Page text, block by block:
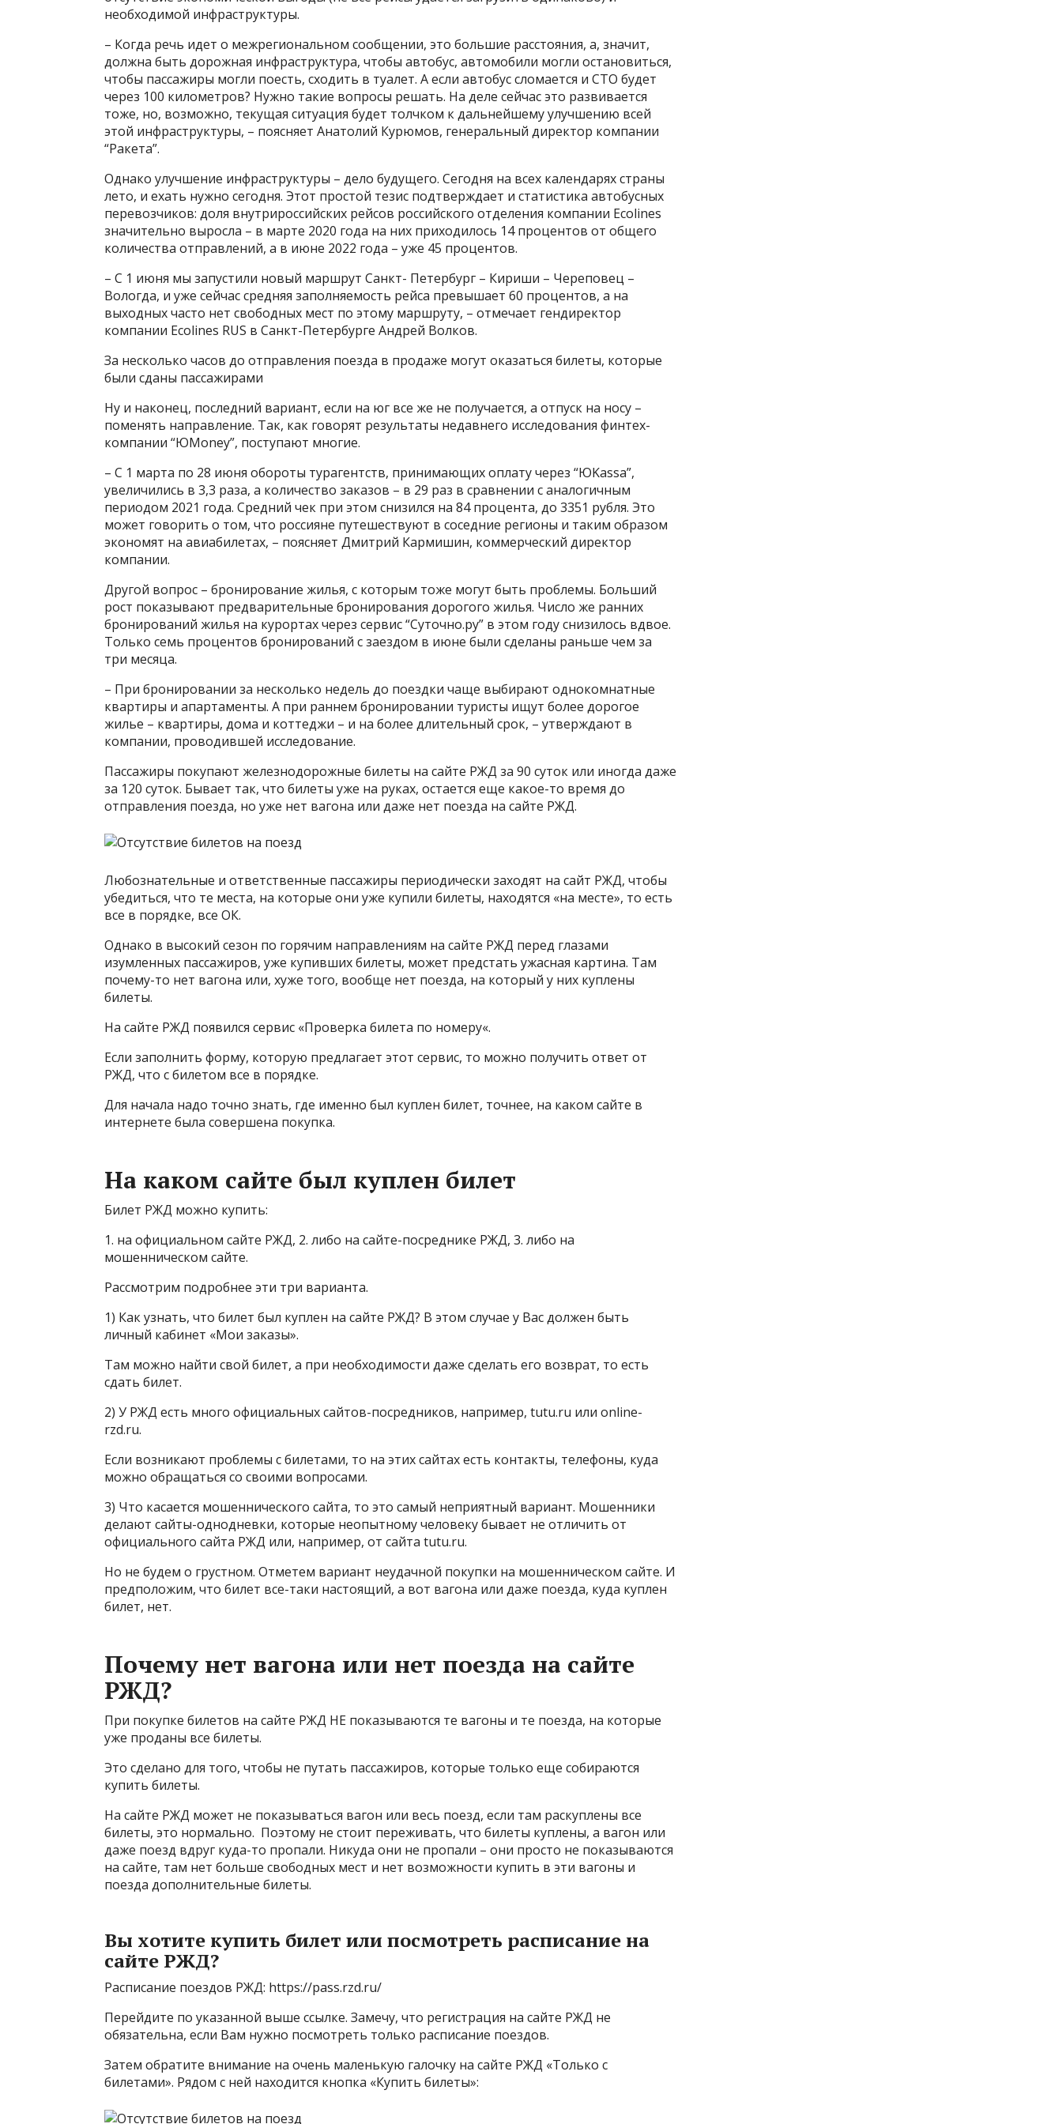
необходимой инфраструктуры.
– Когда речь идет о межрегиональном сообщении, это большие расстояния, а, значит,
должна быть дорожная инфраструктура, чтобы автобус, автомобили могли остановиться,
чтобы пассажиры могли поесть, сходить в туалет. А если автобус сломается и СТО будет
через 100 километров? Нужно такие вопросы решать. На деле сейчас это развивается
тоже, но, возможно, текущая ситуация будет толчком к дальнейшему улучшению всей
этой инфраструктуры, – поясняет Анатолий Курюмов, генеральный директор компании
“Ракета”.
Однако улучшение инфраструктуры – дело будущего. Сегодня на всех календарях страны
лето, и ехать нужно сегодня. Этот простой тезис подтверждает и статистика автобусных
перевозчиков: доля внутрироссийских рейсов российского отделения компании Ecolines
значительно выросла – в марте 2020 года на них приходилось 14 процентов от общего
количества отправлений, а в июне 2022 года – уже 45 процентов.
– С 1 июня мы запустили новый маршрут Санкт- Петербург – Кириши – Череповец –
Вологда, и уже сейчас средняя заполняемость рейса превышает 60 процентов, а на
выходных часто нет свободных мест по этому маршруту, – отмечает гендиректор
компании Ecolines RUS в Санкт-Петербурге Андрей Волков.
За несколько часов до отправления поезда в продаже могут оказаться билеты, которые
были сданы пассажирами
Ну и наконец, последний вариант, если на юг все же не получается, а отпуск на носу –
поменять направление. Так, как говорят результаты недавнего исследования финтех-
компании “ЮMoney”, поступают многие.
– С 1 марта по 28 июня обороты турагентств, принимающих оплату через “ЮKassa”,
увеличились в 3,3 раза, а количество заказов – в 29 раз в сравнении с аналогичным
периодом 2021 года. Средний чек при этом снизился на 84 процента, до 3351 рубля. Это
может говорить о том, что россияне путешествуют в соседние регионы и таким образом
экономят на авиабилетах, – поясняет Дмитрий Кармишин, коммерческий директор
компании.
Другой вопрос – бронирование жилья, с которым тоже могут быть проблемы. Больший
рост показывают предварительные бронирования дорогого жилья. Число же ранних
бронирований жилья на курортах через сервис “Суточно.ру” в этом году снизилось вдвое.
Только семь процентов бронирований с заездом в июне были сделаны раньше чем за
три месяца.
– При бронировании за несколько недель до поездки чаще выбирают однокомнатные
квартиры и апартаменты. А при раннем бронировании туристы ищут более дорогое
жилье – квартиры, дома и коттеджи – и на более длительный срок, – утверждают в
компании, проводившей исследование.
Пассажиры покупают железнодорожные билеты на сайте РЖД за 90 суток или иногда даже
за 120 суток. Бывает так, что билеты уже на руках, остается еще какое-то время до
отправления поезда, но уже нет вагона или даже нет поезда на сайте РЖД.
Любознательные и ответственные пассажиры периодически заходят на сайт РЖД, чтобы
убедиться, что те места, на которые они уже купили билеты, находятся «на месте», то есть
все в порядке, все ОК.
Однако в высокий сезон по горячим направлениям на сайте РЖД перед глазами
изумленных пассажиров, уже купивших билеты, может предстать ужасная картина. Там
почему-то нет вагона или, хуже того, вообще нет поезда, на который у них куплены
билеты.
На сайте РЖД появился сервис «Проверка билета по номеру«.
Если заполнить форму, которую предлагает этот сервис, то можно получить ответ от
РЖД, что с билетом все в порядке.
Для начала надо точно знать, где именно был куплен билет, точнее, на каком сайте в
интернете была совершена покупка.
На каком сайте был куплен билет
Билет РЖД можно купить:
1. на официальном сайте РЖД, 2. либо на сайте-посреднике РЖД, 3. либо на
мошенническом сайте.
Рассмотрим подробнее эти три варианта.
1) Как узнать, что билет был куплен на сайте РЖД? В этом случае у Вас должен быть
личный кабинет «Мои заказы».
Там можно найти свой билет, а при необходимости даже сделать его возврат, то есть
сдать билет.
2) У РЖД есть много официальных сайтов-посредников, например, tutu.ru или online-
rzd.ru.
Если возникают проблемы с билетами, то на этих сайтах есть контакты, телефоны, куда
можно обращаться со своими вопросами.
3) Что касается мошеннического сайта, то это самый неприятный вариант. Мошенники
делают сайты-однодневки, которые неопытному человеку бывает не отличить от
официального сайта РЖД или, например, от сайта tutu.ru.
Но не будем о грустном. Отметем вариант неудачной покупки на мошенническом сайте. И
предположим, что билет все-таки настоящий, а вот вагона или даже поезда, куда куплен
билет, нет.
Почему нет вагона или нет поезда на сайте
РЖД?
При покупке билетов на сайте РЖД НЕ показываются те вагоны и те поезда, на которые
уже проданы все билеты.
Это сделано для того, чтобы не путать пассажиров, которые только еще собираются
купить билеты.
На сайте РЖД может не показываться вагон или весь поезд, если там раскуплены все
билеты, это нормально. Поэтому не стоит переживать, что билеты куплены, а вагон или
даже поезд вдруг куда-то пропали. Никуда они не пропали – они просто не показываются
на сайте, там нет больше свободных мест и нет возможности купить в эти вагоны и
поезда дополнительные билеты.
Вы хотите купить билет или посмотреть расписание на
сайте РЖД?
Расписание поездов РЖД: https://pass.rzd.ru/
Перейдите по указанной выше ссылке. Замечу, что регистрация на сайте РЖД не
обязательна, если Вам нужно посмотреть только расписание поездов.
Затем обратите внимание на очень маленькую галочку на сайте РЖД «Только с
билетами». Рядом с ней находится кнопка «Купить билеты»: